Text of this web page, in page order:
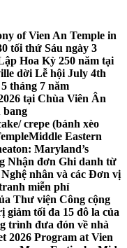
of Vien An Temple in
tối thứ Sáu ngày 3
Hoa Kỳ 250 năm tại
dời Lễ hội July 4th
tháng 7 năm
tại Chùa Viên Ân
bang
crepe (bánh xèo
Middle Eastern
Maryland’s
Nhận đơn Ghi danh từ
nhân và các Đơn vị
miễn phí
Thư viện Công cộng
giảm tối đa 15 đô la của
trình đưa đón về nhà
2026 Program at Vien